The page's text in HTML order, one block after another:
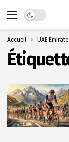
Dark mode
Accueil UAE